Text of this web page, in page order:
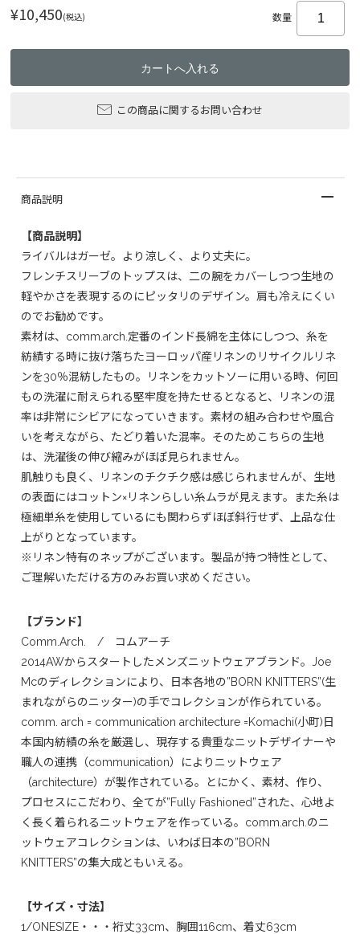
¥10,450(税込) 数量
この商品に関するお問い合わせ
商品説明
【商品説明】
ライバルはガーゼ。より涼しく、より丈夫に。
フレンチスリーブのトップスは、二の腕をカバーしつつ生地の
軽やかさを表現するのにピッタリのデザイン。肩も冷えにくい
のでお勧めです。
素材は、comm.arch.定番のインド長綿を主体にしつつ、糸を
紡績する時に抜け落ちたヨーロッパ産リネンのリサイクルリネ
ンを30％混紡したもの。リネンをカットソーに用いる時、何回
もの洗濯に耐えられる堅牢度を持たせるとなると、リネンの混
率は非常にシビアになっていきます。素材の組み合わせや風合
いを考えながら、たどり着いた混率。そのためこちらの生地
は、洗濯後の伸び縮みがほぼ見られません。
肌触りも良く、リネンのチクチク感は感じられませんが、生地
の表面にはコットン×リネンらしい糸ムラが見えます。また糸は
極細単糸を使用しているにも関わらずほぼ斜行せず、上品な仕
上がりとなっています。
※リネン特有のネップがございます。製品が持つ特性として、
ご理解いただける方のみお買い求めください。
【ブランド】
Comm.Arch. / コムアーチ
2014AWからスタートしたメンズニットウェアブランド。Joe
Mcのディレクションにより、日本各地の”BORN KNITTERS”(生
まれながらのニッター)の手でコレクションが作られている。
comm. arch = communication architecture =Komachi(小町)日
本国内紡績の糸を厳選し、現存する貴重なニットデザイナーや
職人の連携（communication）によりニットウェア
（architecture）が製作されている。とにかく、素材、作り、
プロセスにこだわり、全てが”Fully Fashioned”された、心地よ
く長く着られるニットウェアを作っている。comm.arch.のニ
ットウェアコレクションは、いわば日本の”BORN
KNITTERS”の集大成ともいえる。
【サイズ・寸法】
1/ONESIZE・・・裄丈33cm、胸囲116cm、着丈63cm